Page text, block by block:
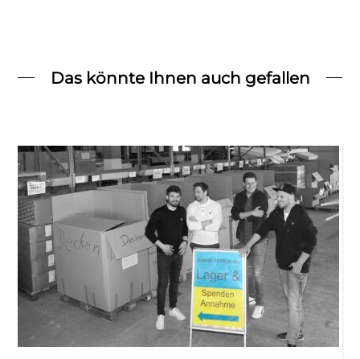
Das könnte Ihnen auch gefallen